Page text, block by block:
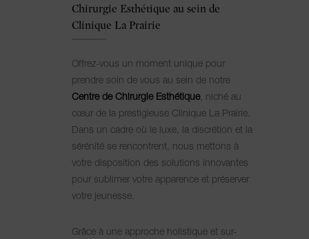
Chirurgie Esthétique au sein de
Clinique La Prairie
Offrez-vous un moment unique pour
prendre soin de vous au sein de notre
Centre de Chirurgie Esthétique, niché au
cœur de la prestigieuse Clinique La Prairie.
Dans un cadre où le luxe, la discrétion et la
sérénité se rencontrent, nous mettons à
votre disposition des solutions innovantes
pour sublimer votre apparence et préserver
votre jeunesse.
Grâce à une approche holistique et sur-